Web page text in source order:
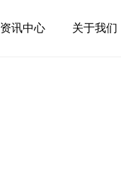
资讯中心 关于我们